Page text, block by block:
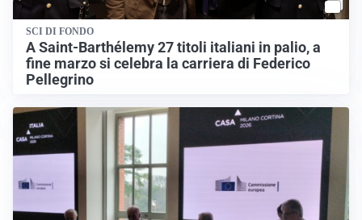
SCI DI FONDO
A Saint-Barthélemy 27 titoli italiani in palio, a
fine marzo si celebra la carriera di Federico
Pellegrino